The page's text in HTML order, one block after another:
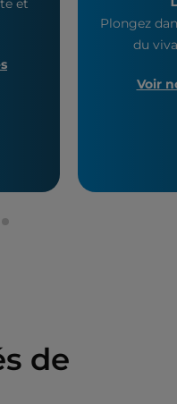
et
Plongez
du
Voir
de